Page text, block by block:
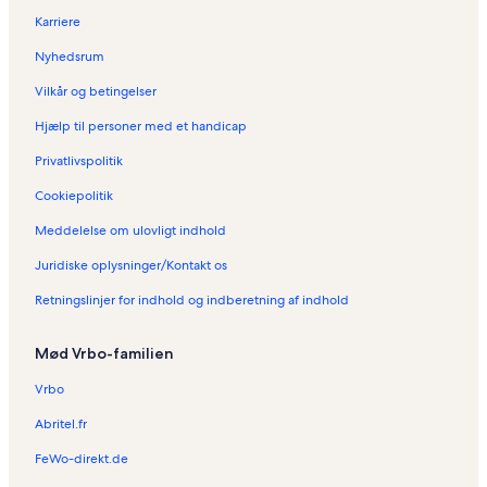
e
o
i
e
r
A
u
l
a
s
i
b
l
g
e
i
l
a
m
a
e
u
c
a
r
e
o
g
r
C
r
t
a
e
a
Karriere
Nyhedsrum
Vilkår og betingelser
Hjælp til personer med et handicap
Privatlivspolitik
Cookiepolitik
Meddelelse om ulovligt indhold
Juridiske oplysninger/Kontakt os
Retningslinjer for indhold og indberetning af indhold
Mød Vrbo-familien
Vrbo
Abritel.fr
FeWo-direkt.de